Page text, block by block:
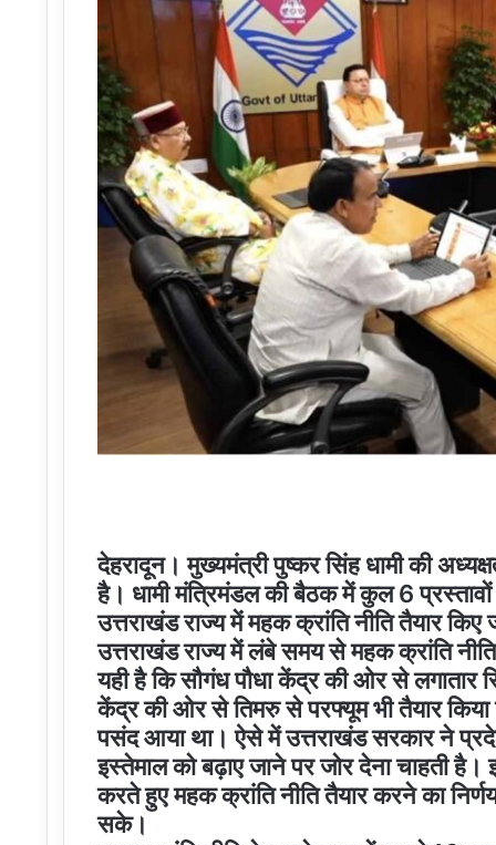
देहरादून। मुख्यमंत्री पुष्कर सिंह धामी की
है। धामी मंत्रिमंडल की बैठक में कुल 6
उत्तराखंड राज्य में महक क्रांति नीति तैयार किए
उत्तराखंड राज्य में लंबे समय से महक क्रांति
यही है कि सौगंध पौधा केंद्र की ओर से लगातार
केंद्र की ओर से तिमरु से परफ्यूम भी तैयार किया
पसंद आया था। ऐसे में उत्तराखंड सरकार ने
इस्तेमाल को बढ़ाए जाने पर जोर देना चाहती
करते हुए महक क्रांति नीति तैयार करने का
सके।